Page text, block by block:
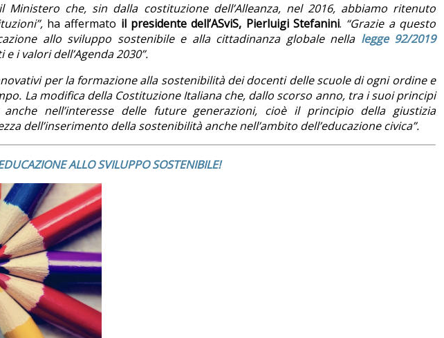
che, sin dalla costituzione dell’Alleanza, nel 2016, abbiamo ritenuto
ha affermato il presidente dell’ASviS, Pierluigi Stefanini. “Grazie a questo
allo sviluppo sostenibile e alla cittadinanza globale nella legge 92/2019
i valori dell’Agenda 2030”.
per la formazione alla sostenibilità dei docenti delle scuole di ogni ordine e
La modifica della Costituzione Italiana che, dallo scorso anno, tra i suoi principi
nell’interesse delle future generazioni, cioè il principio della giustizia
dell’inserimento della sostenibilità anche nell’ambito dell’educazione civica”.
ALLO SVILUPPO SOSTENIBILE!